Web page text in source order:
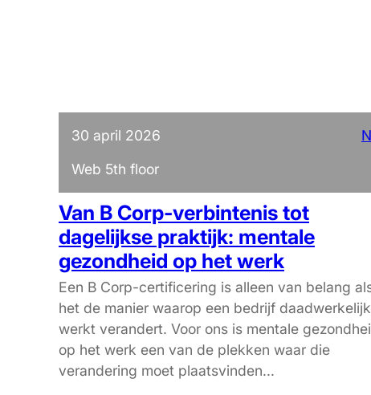
30 april 2026
Web 5th floor
Van B Corp-verbintenis tot
dagelijkse praktijk: mentale
gezondheid op het werk
Een B Corp-certificering is alleen van belang
het de manier waarop een bedrijf daadwerkelijk
werkt verandert. Voor ons is mentale
op het werk een van de plekken waar die
verandering moet plaatsvinden...